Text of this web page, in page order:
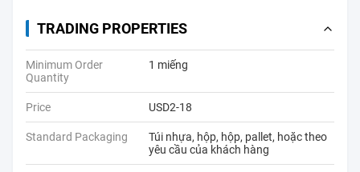
TRADING PROPERTIES
Minimum Order
Quantity
1 miếng
Price USD2-18
Standard Packaging
Túi nhựa, hộp, hộp, pallet, hoặc theo
yêu cầu của khách hàng